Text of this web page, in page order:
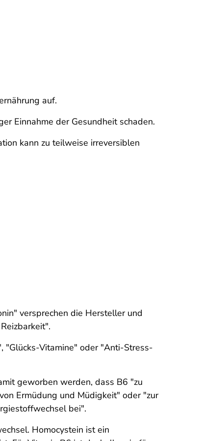
auf.
Einnahme der Gesundheit schaden.
kann zu teilweise irreversiblen
versprechen die Hersteller und
"Glücks-Vitamine" oder "Anti-Stress-
geworben werden, dass B6 "zu
Ermüdung und Müdigkeit" oder "zur
bei".
Homocystein ist ein